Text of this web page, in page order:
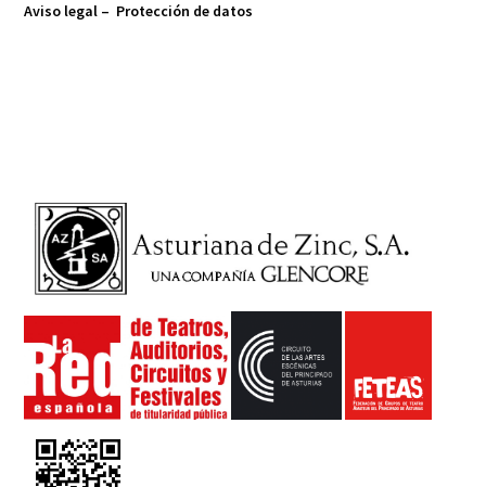
Aviso legal – Protección de datos